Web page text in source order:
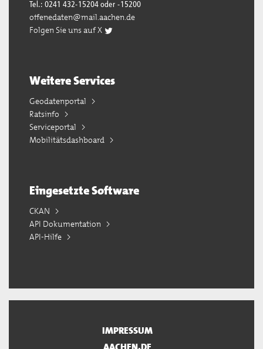
Tel.: 0241 432-15204 oder -15200
offenedaten@mail.aachen.de
Folgen Sie uns auf X
Weitere Services
Geodatenportal
Ratsinfo
Serviceportal
Mobilitätsdashboard
Eingesetzte Software
CKAN
API Dokumentation
API-Hilfe
IMPRESSUM